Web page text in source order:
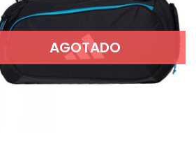
AGOTADO